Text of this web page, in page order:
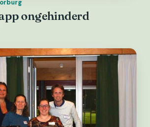
ongehinderd